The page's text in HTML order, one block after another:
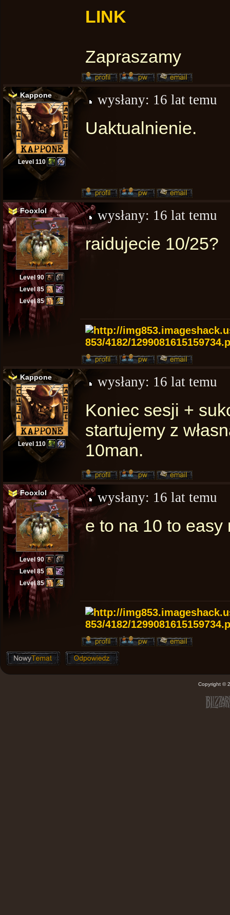
LINK
Zapraszamy
Kappone
Level 110
wysłany: 16 lat temu
Uaktualnienie.
Fooxlol
Level 90
Level 85
Level 85
wysłany: 16 lat temu
raidujecie 10/25?
Kappone
Level 110
wysłany: 16 lat temu
Koniec sesji +
startujemy z
10man.
Fooxlol
Level 90
Level 85
Level 85
wysłany: 16 lat temu
e to na 10 to
Copyright ©